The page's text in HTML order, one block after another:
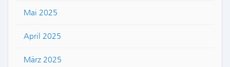
Mai 2025
April 2025
März 2025